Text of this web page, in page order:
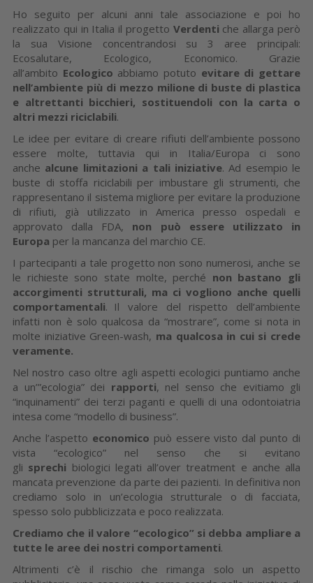
Ho seguito per alcuni anni tale associazione e poi ho
realizzato qui in Italia il progetto Verdenti che allarga però
la sua Visione concentrandosi su 3 aree principali:
Ecosalutare, Ecologico, Economico. Grazie
all’ambito Ecologico abbiamo potuto evitare di gettare
nell’ambiente più di mezzo milione di buste di plastica
e altrettanti bicchieri, sostituendoli con la carta o
altri mezzi riciclabili.
Le idee per evitare di creare rifiuti dell’ambiente possono
essere molte, tuttavia qui in Italia/Europa ci sono
anche alcune limitazioni a tali iniziative. Ad esempio le
buste di stoffa riciclabili per imbustare gli strumenti, che
rappresentano il sistema migliore per evitare la produzione
di rifiuti, già utilizzato in America presso ospedali e
approvato dalla FDA, non può essere utilizzato in
Europa per la mancanza del marchio CE.
I partecipanti a tale progetto non sono numerosi, anche se
le richieste sono state molte, perché non bastano gli
accorgimenti strutturali, ma ci vogliono anche quelli
comportamentali. Il valore del rispetto dell’ambiente
infatti non è solo qualcosa da “mostrare”, come si nota in
molte iniziative Green-wash, ma qualcosa in cui si crede
veramente.
Nel nostro caso oltre agli aspetti ecologici puntiamo anche
a un’”ecologia” dei rapporti, nel senso che evitiamo gli
“inquinamenti” dei terzi paganti e quelli di una odontoiatria
intesa come “modello di business”.
Anche l’aspetto economico può essere visto dal punto di
vista “ecologico” nel senso che si evitano
gli sprechi biologici legati all’over treatment e anche alla
mancata prevenzione da parte dei pazienti. In definitiva non
crediamo solo in un’ecologia strutturale o di facciata,
spesso solo pubblicizzata e poco realizzata.
Crediamo che il valore “ecologico” si debba ampliare a
tutte le aree dei nostri comportamenti.
Altrimenti c’è il rischio che rimanga solo un aspetto